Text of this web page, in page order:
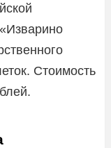
Стоимость